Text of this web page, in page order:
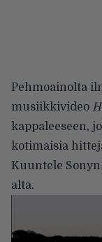
Pehmoainolta
musiikkivideo
kappaleeseen,
kotimaisia
Kuuntele
alta.